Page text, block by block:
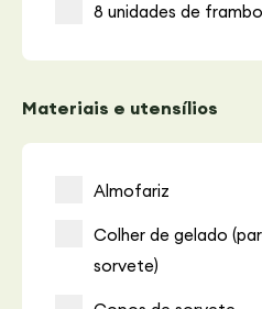
8 unidades de
Materiais e utensílios
Almofariz
Colher de gelado
sorvete)